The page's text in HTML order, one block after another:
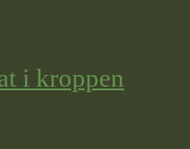
i kroppen